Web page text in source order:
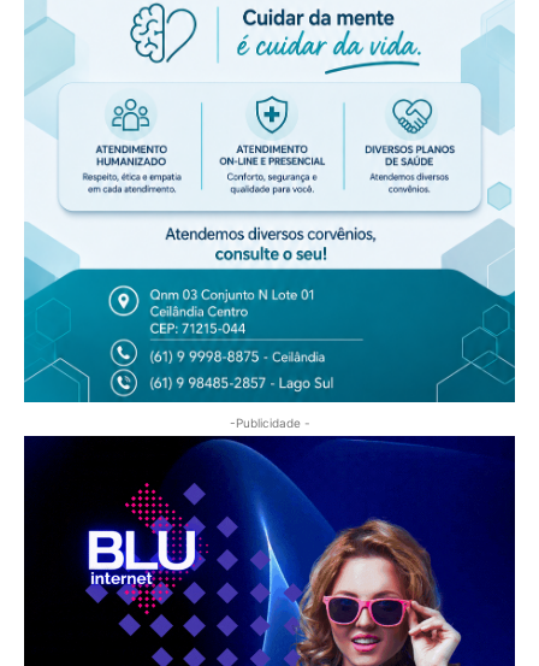
-Publicidade -